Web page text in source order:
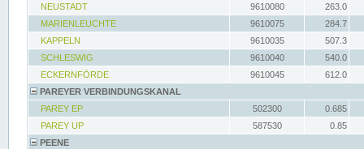
NEUSTADT
9610080
263.0
MARIENLEUCHTE
9610075
284.7
KAPPELN
9610035
507.3
SCHLESWIG
9610040
540.0
ECKERNFÖRDE
9610045
612.0
PAREYER VERBINDUNGSKANAL
PAREY EP
502300
0.685
PAREY UP
587530
0.85
PEENE